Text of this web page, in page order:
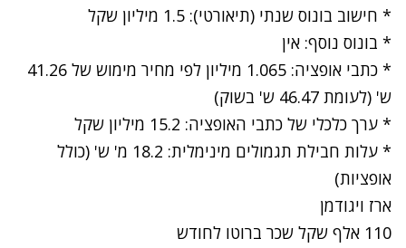
* חישוב בונוס שנתי (תיאורטי): 1.5 מיליון שקל
* בונוס נוסף: אין
* כתבי אופציה: 1.065 מיליון לפי מחיר מימוש של 41.26
ש' (לעומת 46.47 ש' בשוק)
* ערך כלכלי של כתבי האופציה: 15.2 מיליון שקל
* עלות חבילת תגמולים מינימלית: 18.2 מ' ש' (כולל
אופציות)
ארז ויגודמן
110 אלף שקל שכר ברוטו לחודש